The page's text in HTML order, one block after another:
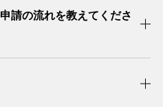
請の流れを教えてくださ